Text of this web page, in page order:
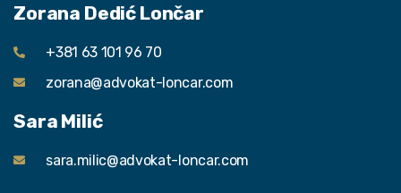
Zorana Dedić Lončar
+381 63 101 96 70
zorana@advokat-loncar.com
Sara Milić
sara.milic@advokat-loncar.com